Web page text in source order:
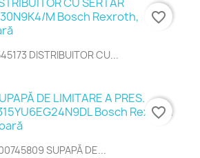
DISTRIBUITOR CU...
favorite_border
SUPAPĂ DE...
favorite_border